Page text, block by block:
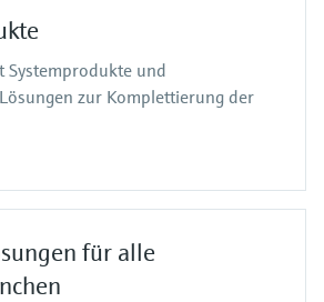
Systemprodukte und
zur Komplettierung der
für alle